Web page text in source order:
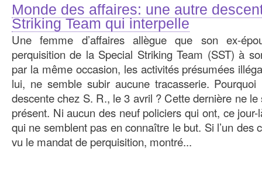
Monde des affaires: une autre
Striking Team qui interpelle
Une femme d’affaires allègue que son ex-
perquisition de la Special Striking Team (SST) à
par la même occasion, les activités présumées
lui, ne semble subir aucune tracasserie.
descente chez S. R., le 3 avril ? Cette dernière ne le
présent. Ni aucun des neuf policiers qui ont, ce
qui ne semblent pas en connaître le but. Si l’un des
vu le mandat de perquisition, montré...